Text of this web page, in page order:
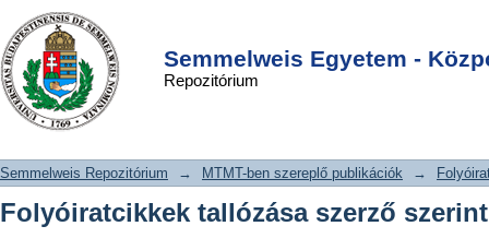
Semmelweis Egyetem -
Repozitórium
Folyóiratcikkek tallózása szerző
szerint
DSpace/Manakin Repository
Semmelweis Repozitórium → MTMT-ben szereplő publikációk →
Folyóiratcikkek tallózása szerző szerint